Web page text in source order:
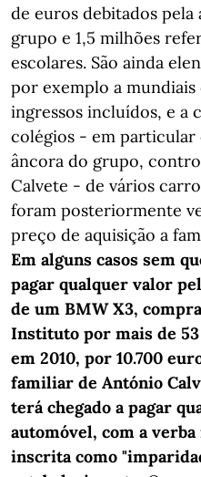
de euros debitados pela
grupo e 1,5 milhões
escolares. São ainda
por exemplo a
ingressos incluídos, e a
colégios - em particular
âncora do grupo,
Calvete - de vários
foram posteriormente
preço de aquisição a
Em alguns casos sem
pagar qualquer valor
de um BMW X3,
Instituto por mais de
em 2010, por 10.700
familiar de António
terá chegado a pagar
automóvel, com a
inscrita como